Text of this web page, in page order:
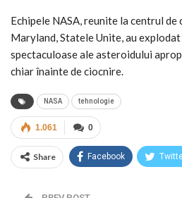
Echipele NASA, reunite la centrul
Maryland, Statele Unite, au
spectaculoase ale asteroidului
chiar înainte de ciocnire.
NASA tehnologie
0
1.061
Share Facebook